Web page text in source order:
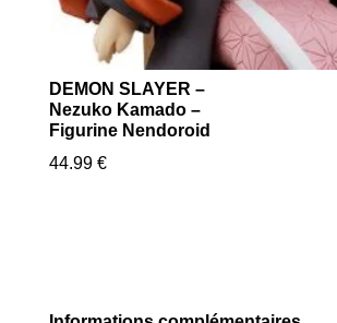
DEMON SLAYER –
Nezuko Kamado –
Figurine Nendoroid
44.99 €